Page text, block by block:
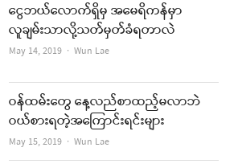
ငွေဘယ်လောက်ရှိမှ အမေရိကန်မှာ
လူချမ်းသာလို့သတ်မှတ်ခံရတာလဲ
May 14, 2019 Author
Wun Lae
ဝန်ထမ်းတွေ နေ့လည်စာထည့်မလာဘဲ
ဝယ်စားရတဲ့အကြောင်းရင်းများ
May 15, 2019 Author
Wun Lae